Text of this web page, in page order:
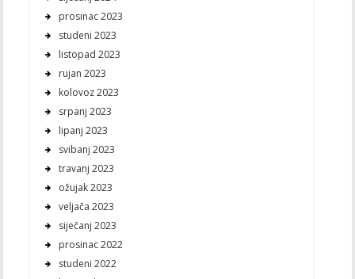
prosinac 2023
studeni 2023
listopad 2023
rujan 2023
kolovoz 2023
srpanj 2023
lipanj 2023
svibanj 2023
travanj 2023
ožujak 2023
veljača 2023
siječanj 2023
prosinac 2022
studeni 2022